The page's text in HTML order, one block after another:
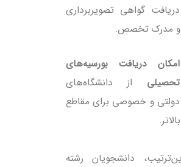
دریافت گواهی تصویربرداری
و مدرک تخصص.
امکان دریافت بورسیه‌های
تحصیلی از دانشگاه‌های
دولتی و خصوصی برای مقاطع
بالاتر.
دانشجویان رشته